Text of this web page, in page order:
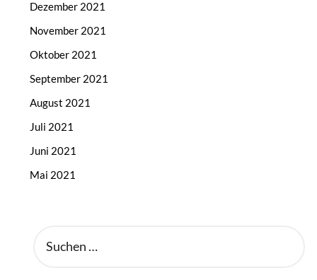
Dezember 2021
November 2021
Oktober 2021
September 2021
August 2021
Juli 2021
Juni 2021
Mai 2021
NACH: